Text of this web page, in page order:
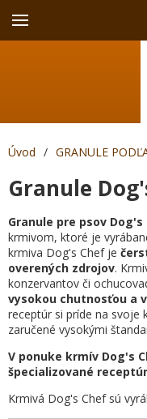
Úvod / GRANULE
Granule
Granule pre psov Dog's
krmivom, ktoré je
krmiva Dog's Chef je
overených zdrojov.
konzervantov či
vysokou chutnosťou a
receptúr si príde na svoje
zaručené vysokými
V ponuke krmív Dog's
špecializované
Krmivá Dog's Chef sú